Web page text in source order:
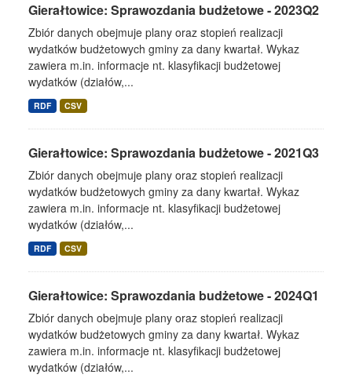
Gierałtowice: Sprawozdania budżetowe - 2023Q2
Zbiór danych obejmuje plany oraz stopień realizacji
wydatków budżetowych gminy za dany kwartał. Wykaz
zawiera m.in. informacje nt. klasyfikacji budżetowej
wydatków (działów,...
RDF CSV
Gierałtowice: Sprawozdania budżetowe - 2021Q3
Zbiór danych obejmuje plany oraz stopień realizacji
wydatków budżetowych gminy za dany kwartał. Wykaz
zawiera m.in. informacje nt. klasyfikacji budżetowej
wydatków (działów,...
RDF CSV
Gierałtowice: Sprawozdania budżetowe - 2024Q1
Zbiór danych obejmuje plany oraz stopień realizacji
wydatków budżetowych gminy za dany kwartał. Wykaz
zawiera m.in. informacje nt. klasyfikacji budżetowej
wydatków (działów,...